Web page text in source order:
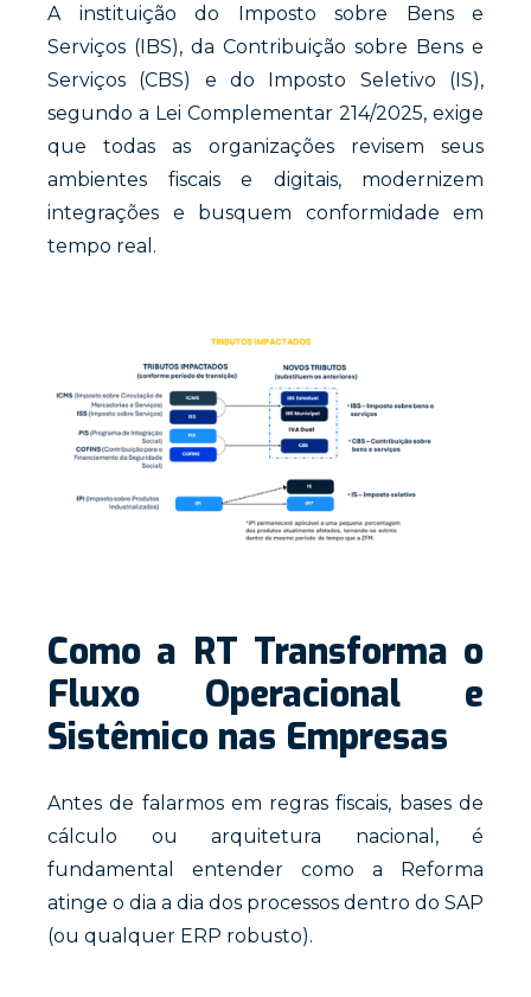
A instituição do Imposto sobre Bens e
Serviços (IBS), da Contribuição sobre Bens e
Serviços (CBS) e do Imposto Seletivo (IS),
segundo a Lei Complementar 214/2025, exige
que todas as organizações revisem seus
ambientes fiscais e digitais, modernizem
integrações e busquem conformidade em
tempo real.
Como a RT Transforma o
Fluxo Operacional e
Sistêmico nas Empresas
Antes de falarmos em regras fiscais, bases de
cálculo ou arquitetura nacional, é
fundamental entender como a Reforma
atinge o dia a dia dos processos dentro do SAP
(ou qualquer ERP robusto).